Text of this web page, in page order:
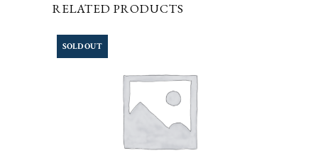
RELATED PRODUCTS
SOLD OUT